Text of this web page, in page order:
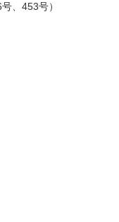
、453号）